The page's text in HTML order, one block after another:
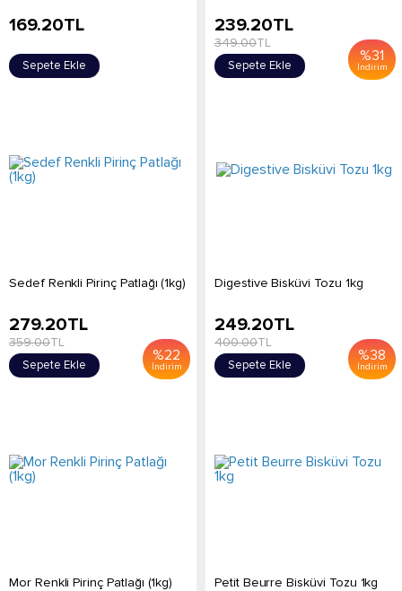
169.20TL
Sepete Ekle
%31
İndirim
239.20TL
349.00TL
Sepete Ekle
Sedef Renkli Pirinç Patlağı (1kg)
%22
İndirim
279.20TL
359.00TL
Sepete Ekle
Digestive Bisküvi Tozu 1kg
%38
İndirim
249.20TL
400.00TL
Sepete Ekle
Mor Renkli Pirinç Patlağı (1kg) Petit Beurre Bisküvi Tozu 1kg